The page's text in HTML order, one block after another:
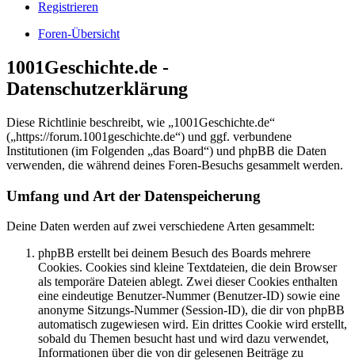
Registrieren
Foren-Übersicht
1001Geschichte.de -
Datenschutzerklärung
Diese Richtlinie beschreibt, wie „1001Geschichte.de“
(„https://forum.1001geschichte.de“) und ggf. verbundene
Institutionen (im Folgenden „das Board“) und phpBB die Daten
verwenden, die während deines Foren-Besuchs gesammelt werden.
Umfang und Art der Datenspeicherung
Deine Daten werden auf zwei verschiedene Arten gesammelt:
phpBB erstellt bei deinem Besuch des Boards mehrere
Cookies. Cookies sind kleine Textdateien, die dein Browser
als temporäre Dateien ablegt. Zwei dieser Cookies enthalten
eine eindeutige Benutzer-Nummer (Benutzer-ID) sowie eine
anonyme Sitzungs-Nummer (Session-ID), die dir von phpBB
automatisch zugewiesen wird. Ein drittes Cookie wird erstellt,
sobald du Themen besucht hast und wird dazu verwendet,
Informationen über die von dir gelesenen Beiträge zu